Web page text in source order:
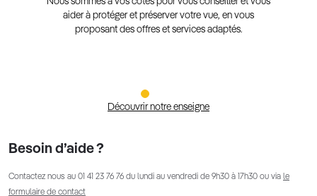
aider à protéger et préserver votre vue, en vous
proposant des offres et services adaptés.
Découvrir notre enseigne
Besoin d’aide ?
Contactez nous au 01 41 23 76 76 du lundi au vendredi de 9h30 à 17h30 ou via le
formulaire de contact